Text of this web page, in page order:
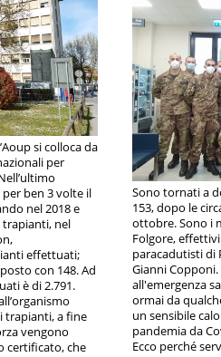
si colloca da
per
ben 3 volte il
nel 2018 e
trapianti, nel
effettuati;
con 148. Ad
è di 2.791.
trapianti, a fine
vengono
certificato, che
Sono tornati a
153, dopo le
ottobre. Sono i
Folgore,
paracadutisti di
Gianni Copponi.
all'emergenza
ormai da
un sensibile
pandemia da
Ecco perché